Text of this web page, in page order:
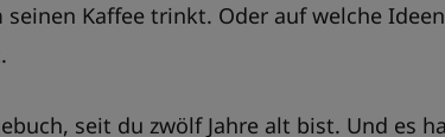
Kaffee trinkt. Oder auf welche
seit du zwölf Jahre alt bist. Und es